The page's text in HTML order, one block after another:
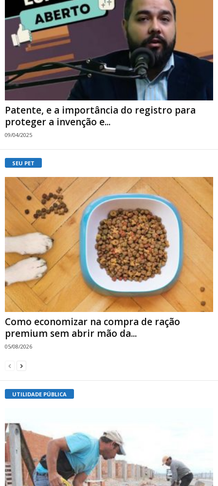
Patente, e a importância do registro para
proteger a invenção e...
09/04/2025
SEU PET
Como economizar na compra de ração
premium sem abrir mão da...
05/08/2026
UTILIDADE PÚBLICA